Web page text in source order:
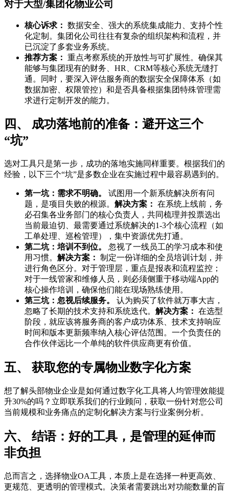
对于大型/集团化物业公司
核心诉求： 数据安全、强大的系统集成能力、支持个性
化定制。集团化公司往往有复杂的组织架构和流程，并
已沉淀了多套业务系统。
推荐方案： 重点考察系统的开放性与可扩展性。确保其
能够与集团现有的财务、HR、CRM等核心系统无缝打
通。同时，要深入评估服务商的数据安全保障体系（如
数据加密、权限管控）和是否具备根据集团特殊管理需
求进行定制开发的能力。
四、 成功落地前的准备：避开这三个
“坑”
选对工具只是第一步，成功的落地实施同样重要。根据我们的
经验，以下三个“坑”是多数企业在实施过程中最容易遇到的。
第一坑：需求不明确。
试图用一个新系统解决所有问
题，是项目失败的根源。 解决方案： 在系统上线前，务
必召集各业务部门的核心负责人，共同梳理并投票选出
当前最迫切、最需要通过系统解决的1-3个核心流程（如
工单处理、巡检管理），集中资源优先打通。
第二坑：培训不到位。
忽视了一线员工的学习成本和使
用习惯。 解决方案： 制定一份详细的全员培训计划，并
进行角色区分。对于管理层，重点是报表和流程监控；
对于一线管家和维修人员，则必须侧重于移动端App的
核心操作培训，确保他们能在现场熟练使用。
第三坑：忽视后续服务。
认为购买了软件就万事大吉，
忽略了长期的技术支持和系统迭代。 解决方案： 在选型
阶段，就应该将服务商的客户成功体系、技术支持响应
时间和版本更新频率纳入核心评估范围。一个负责任的
合作伙伴远比一个单纯的软件供应商更有价值。
五、 获取您的专属物业数字化方案
想了解头部物业企业是如何通过数字化工具将人均管理效能提
升30%的吗？立即联系我们的行业顾问，获取一份针对您公司
当前规模和业务痛点的定制化解决方案与行业案例分析。
六、 结语：好的工具，是管理的延伸而
非负担
总而言之，选择物业OA工具，本质上是在选择一种更高效、
更规范、更透明的管理模式。决策者需要跳出对功能数量的盲